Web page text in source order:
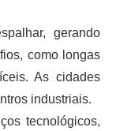
gerando
como longas
As cidades
industriais.
tecnológicos,